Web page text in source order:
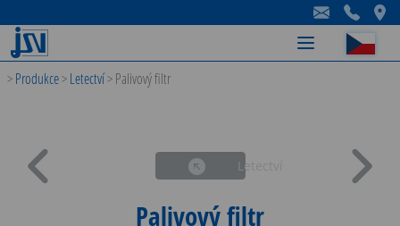
-
-
-
>Produkce>Letectví>Palivový filtr
Letectví
Palivový filtr